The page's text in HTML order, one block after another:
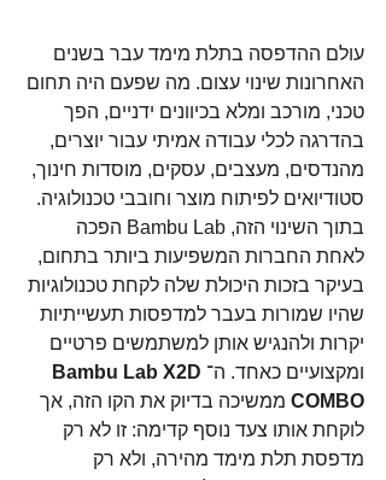
עולם ההדפסה בתלת מימד עבר בשנים
האחרונות שינוי עצום. מה שפעם היה תחום
טכני, מורכב ומלא בכיוונים ידניים, הפך
בהדרגה לכלי עבודה אמיתי עבור יוצרים,
מהנדסים, מעצבים, עסקים, מוסדות חינוך,
סטודיואים לפיתוח מוצר וחובבי טכנולוגיה.
בתוך השינוי הזה, Bambu Lab הפכה
לאחת החברות המשפיעות ביותר בתחום,
בעיקר בזכות היכולת שלה לקחת טכנולוגיות
שהיו שמורות בעבר למדפסות תעשייתיות
יקרות ולהנגיש אותן למשתמשים פרטיים
ומקצועיים כאחד. ה־ Bambu Lab X2D
COMBO ממשיכה בדיוק את הקו הזה, אך
לוקחת אותו צעד נוסף קדימה: זו לא רק
מדפסת תלת מימד מהירה, ולא רק